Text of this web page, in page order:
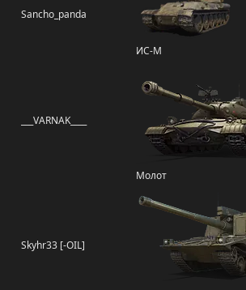
Sancho_panda
ИС-М
___VARNAK____
Молот
Skyhr33 [-OIL]